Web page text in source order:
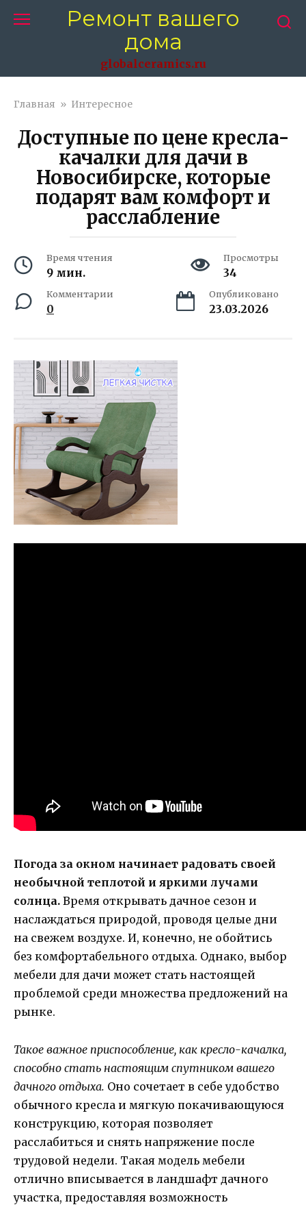
Ремонт вашего
дома
globalceramics.ru
Главная » Интересное
Доступные по цене кресла-
качалки для дачи в
Новосибирске, которые
подарят вам комфорт и
расслабление
Время чтения
9 мин.
Просмотры
34
Комментарии
0
Опубликовано
23.03.2026
Погода за окном начинает радовать своей
необычной теплотой и яркими лучами
солнца. Время открывать дачное сезон и
наслаждаться природой, проводя целые дни
на свежем воздухе. И, конечно, не обойтись
без комфортабельного отдыха. Однако, выбор
мебели для дачи может стать настоящей
проблемой среди множества предложений на
рынке.
Такое важное приспособление, как кресло-качалка,
способно стать настоящим спутником вашего
дачного отдыха. Оно сочетает в себе удобство
обычного кресла и мягкую покачивающуюся
конструкцию, которая позволяет
расслабиться и снять напряжение после
трудовой недели. Такая модель мебели
отлично вписывается в ландшафт дачного
участка, предоставляя возможность